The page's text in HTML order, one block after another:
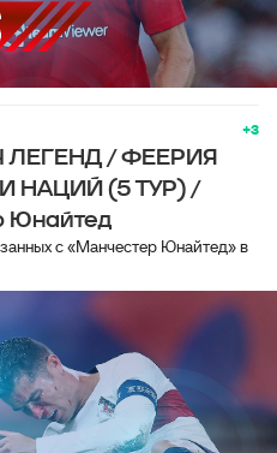
+3
ЛЕГЕНД / ФЕЕРИЯ
НАЦИЙ (5 ТУР) /
Юнайтед
с «Манчестер Юнайтед» в